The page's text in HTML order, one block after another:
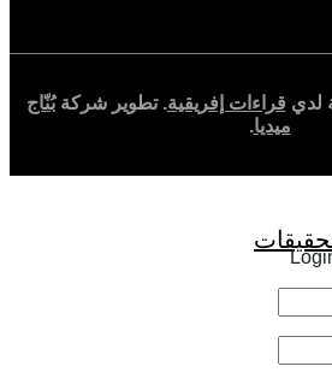
لدي قراءات إفريقية. تطوير شركةبُنّاج
ميديا.